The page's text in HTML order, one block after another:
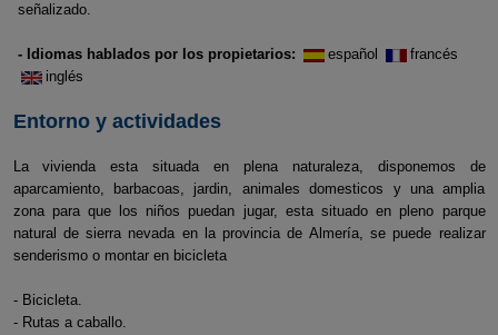
señalizado.
- Idiomas hablados por los propietarios: español
francés
inglés
Entorno y actividades
La vivienda esta situada en plena naturaleza, disponemos de
aparcamiento, barbacoas, jardin, animales domesticos y una amplia
zona para que los niños puedan jugar, esta situado en pleno parque
natural de sierra nevada en la provincia de Almería, se puede realizar
senderismo o montar en bicicleta
- Bicicleta.
- Rutas a caballo.